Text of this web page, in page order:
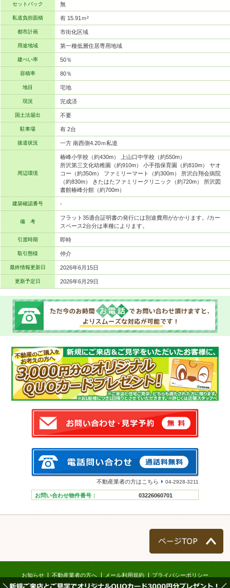
セットバック 無
私道負担面積 有 15.91ｍ²
都市計画 市街化区域
用途地域 第一種低層住居専用地域
建ぺい率 50％
容積率 80％
地目 宅地
現況 完成済
国土法届出 不要
駐車場 有 2台
接道状況 一方 南西側4.20ｍ私道
周辺環境
椿峰小学校（約430m） 上山口中学校（約550m）
所沢第三文化幼稚園（約910m） 小手指保育園（約810m） ヤオ
コー（約350m） ファミリーマート（約300m） 所沢白翔会病院
（約830m） きたはたファミリークリニック（約720m） 所沢図
書館椿峰分館（約700m）
建築確認番号 -
備 考
フラット35適合証明書の発行には別途費用がかかります。/カー
スペース2台分は車種によります。
引渡時期 即時
取引態様 仲介
最終情報更新日 2026年6月15日
更新予定日 2026年6月29日
不動産業者の方はこちら 04-2928-3211
お問い合わせ物件番号： 03226060701
お知らせ 不動産業者の方へ メール利用規約 プライバシーポリシー